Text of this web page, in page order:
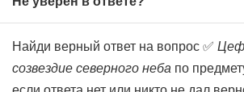
Найди верный ответ на вопрос ✅
созвездие северного неба по